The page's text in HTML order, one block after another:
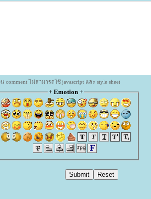
comment ไม่สามารถใช้ javascript และ style sheet
+ Emotion+